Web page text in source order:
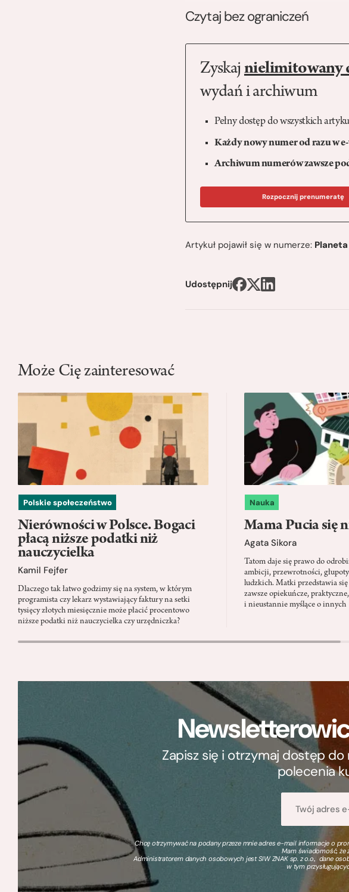
Czytaj bez ograniczeń
Zyskaj nielimitowany
wydań i archiwum
Pełny dostęp do wszystkich
Każdy nowy numer od razu w
Archiwum numerów zawsze
Rozpocznij prenumeratę
Artykuł pojawił się w numerze:
Udostępnij
Może Cię zainteresować
Polskie społeczeństwo
Nierówności w Polsce. Bogaci
płacą niższe podatki niż
nauczycielka
Kamil Fejfer
Dlaczego tak łatwo godzimy się na system, w którym
programista czy lekarz wystawiający faktury na setki
tysięcy złotych miesięcznie może płacić procentowo
niższe podatki niż nauczycielka czy urzędniczka?
Nauka
Mama Pucia się
Agata Sikora
Tatom daje się prawo do
ambicji, przewrotności,
ludzkich. Matki przedstawia
zawsze opiekuńcze,
i nieustannie myślące o innych
Zapisz się i otrzymaj dostęp
polecenia
Chcę otrzymywać na podany przeze mnie adres e-mail informacje o
Mam świadomość,
Administratorem danych osobowych jest SIW ZNAK sp. z o.o., dane
w tym